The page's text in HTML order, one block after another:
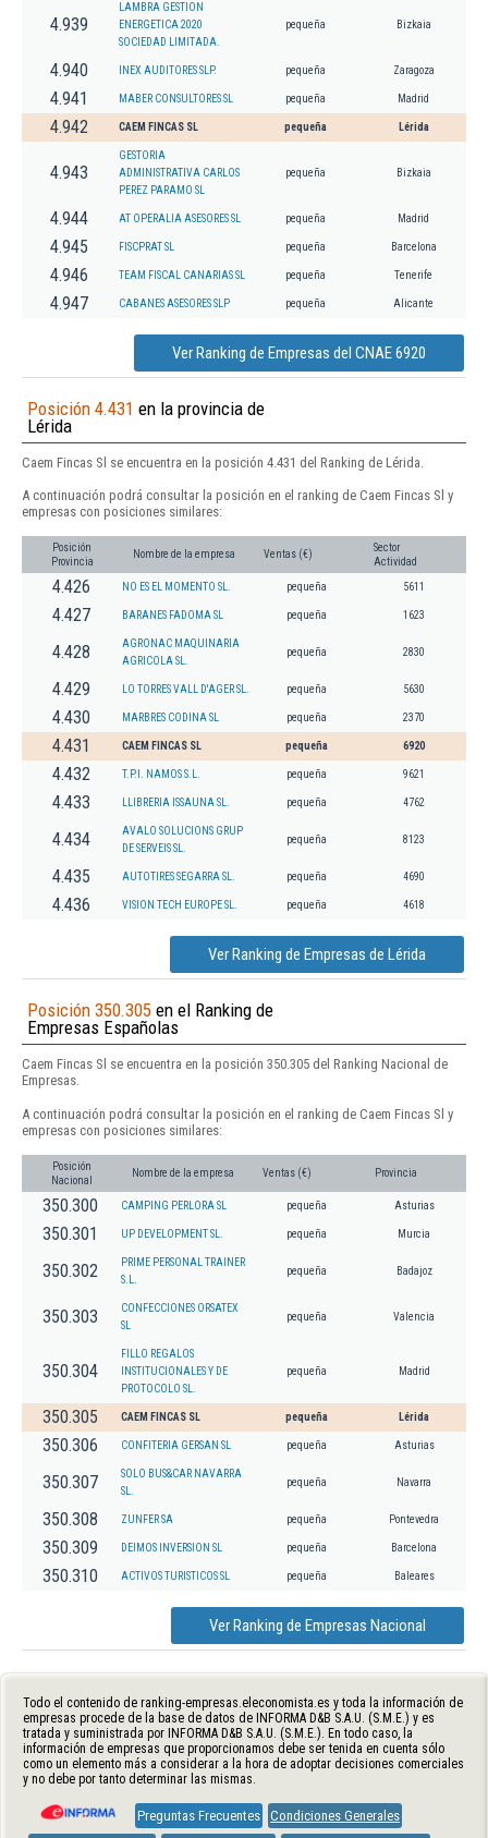
4.939
LAMBRA GESTION
ENERGETICA 2020
SOCIEDAD LIMITADA.
pequeña Bizkaia
4.940 INEX AUDITORES SLP. pequeña Zaragoza
4.941 MABER CONSULTORES SL pequeña Madrid
4.942 CAEM FINCAS SL pequeña Lérida
4.943
GESTORIA
ADMINISTRATIVA CARLOS
PEREZ PARAMO SL
pequeña Bizkaia
4.944 AT OPERALIA ASESORES SL pequeña Madrid
4.945 FISCPRAT SL pequeña Barcelona
4.946 TEAM FISCAL CANARIAS SL pequeña Tenerife
4.947 CABANES ASESORES SLP pequeña Alicante
Ver Ranking de Empresas del CNAE 6920
Posición 4.431 en la provincia de
Lérida
Caem Fincas Sl se encuentra en la posición 4.431 del Ranking de Lérida.
A continuación podrá consultar la posición en el ranking de Caem Fincas Sl y
empresas con posiciones similares:
Posición
Provincia
Nombre de la empresa Ventas (€)
Sector
Actividad
4.426 NO ES EL MOMENTO SL. pequeña 5611
4.427 BARANES FADOMA SL pequeña 1623
4.428
AGRONAC MAQUINARIA
AGRICOLA SL.
pequeña 2830
4.429 LO TORRES VALL D'AGER SL. pequeña 5630
4.430 MARBRES CODINA SL pequeña 2370
4.431 CAEM FINCAS SL pequeña 6920
4.432 T.P.I. NAMOS S.L. pequeña 9621
4.433 LLIBRERIA ISSAUNA SL. pequeña 4762
4.434
AVALO SOLUCIONS GRUP
DE SERVEIS SL.
pequeña 8123
4.435 AUTOTIRES SEGARRA SL. pequeña 4690
4.436 VISION TECH EUROPE SL. pequeña 4618
Ver Ranking de Empresas de Lérida
Posición 350.305 en el Ranking de
Empresas Españolas
Caem Fincas Sl se encuentra en la posición 350.305 del Ranking Nacional de
Empresas.
A continuación podrá consultar la posición en el ranking de Caem Fincas Sl y
empresas con posiciones similares:
Posición
Nacional
Nombre de la empresa Ventas (€) Provincia
350.300 CAMPING PERLORA SL pequeña Asturias
350.301 UP DEVELOPMENT SL. pequeña Murcia
350.302
PRIME PERSONAL TRAINER
S.L.
pequeña Badajoz
350.303
CONFECCIONES ORSATEX
SL
pequeña Valencia
350.304
FILLO REGALOS
INSTITUCIONALES Y DE
PROTOCOLO SL.
pequeña Madrid
350.305 CAEM FINCAS SL pequeña Lérida
350.306 CONFITERIA GERSAN SL pequeña Asturias
350.307
SOLO BUS&CAR NAVARRA
SL.
pequeña Navarra
350.308 ZUNFER SA pequeña Pontevedra
350.309 DEIMOS INVERSION SL pequeña Barcelona
350.310 ACTIVOS TURISTICOS SL pequeña Baleares
Ver Ranking de Empresas Nacional
Todo el contenido de ranking-empresas.eleconomista.es y toda la información de
empresas procede de la base de datos de INFORMA D&B S.A.U. (S.M.E.) y es
tratada y suministrada por INFORMA D&B S.A.U. (S.M.E.). En todo caso, la
información de empresas que proporcionamos debe ser tenida en cuenta sólo
como un elemento más a considerar a la hora de adoptar decisiones comerciales
y no debe por tanto determinar las mismas.
Preguntas Frecuentes Condiciones Generales